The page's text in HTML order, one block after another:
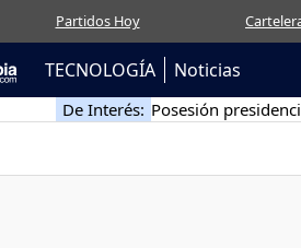
Partidos Hoy
TECNOLOGÍA Noticias
De Interés: Posesión